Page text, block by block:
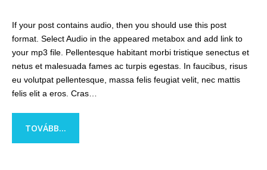
If your post contains audio, then you should use this post
format. Select Audio in the appeared metabox and add link to
your mp3 file. Pellentesque habitant morbi tristique senectus et
netus et malesuada fames ac turpis egestas. In faucibus, risus
eu volutpat pellentesque, massa felis feugiat velit, nec mattis
felis elit a eros. Cras…
TOVÁBB...